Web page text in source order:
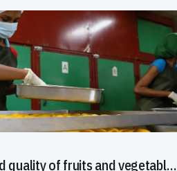
Improving the safety and quality of fruits and vegetables